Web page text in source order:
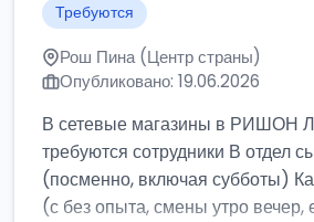
Требуются
Рош Пина (Центр страны)
Опубликовано: 19.06.2026
В сетевые магазины в РИШОН
требуются сотрудники В отдел
(посменно, включая субботы)
(с без опыта, смены утро вечер,